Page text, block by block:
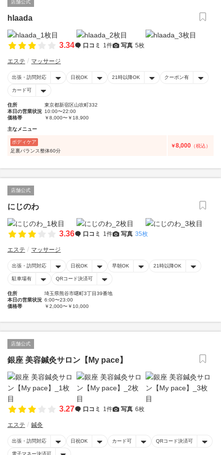
店舗公式
hlaada
3.34 口コミ 1件 写真 5枚
エステ マッサージ
出張・訪問対応 日祝OK 21時以降OK クーポン有
カード可
住所
東京都新宿区山吹町332
本日の営業状況 10:00〜22:00
価格帯
￥8,000〜￥18,900
主なメニュー
ボディケア
足裏バランス整体60分
￥8,000 （税込）
店舗公式
にじのわ
3.36 口コミ 1件 写真 35枚
エステ マッサージ
出張・訪問対応 日祝OK 早朝OK 21時以降OK
駐車場有 QRコード決済可
住所
埼玉県熊谷市曙町3丁目39番地
本日の営業状況 6:00〜23:00
価格帯
￥2,000〜￥10,000
店舗公式
銀座 美容鍼灸サロン【My pace】
3.27 口コミ 1件 写真 6枚
エステ 鍼灸
出張・訪問対応 日祝OK カード可 QRコード決済可
電子マネー決済可